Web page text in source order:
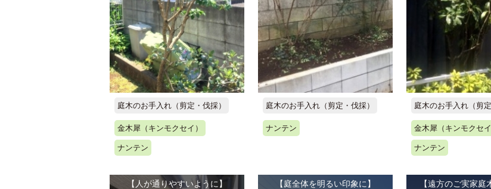
庭木のお手入れ（剪定・伐採）
金木犀（キンモクセイ）
ナンテン
庭木のお手入れ（剪定・伐採）
ナンテン
庭木のお手入れ（剪定
金木犀（キンモクセイ
ナンテン
【人が通りやすいように】
【庭全体を明るい印象に】
【遠方のご実家庭